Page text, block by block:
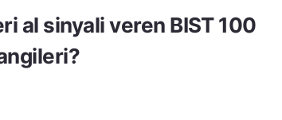
al sinyali veren BIST 100